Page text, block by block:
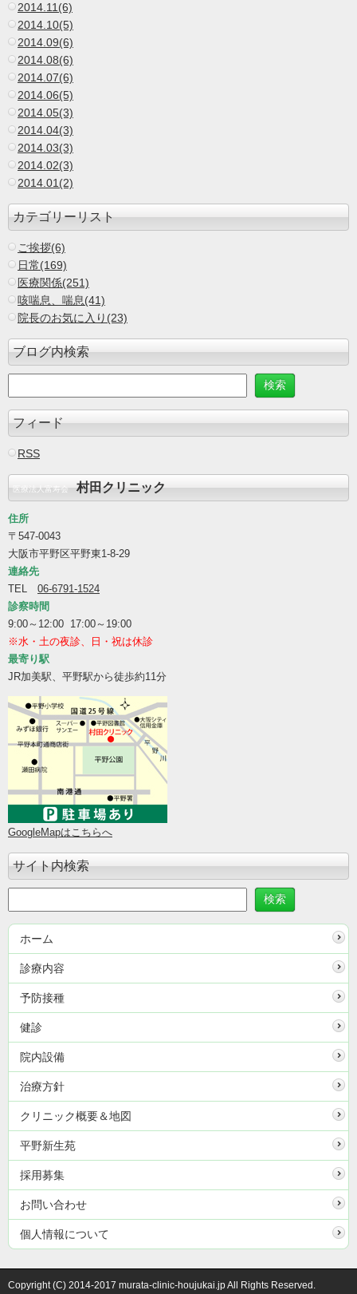
2014.11(6)
2014.10(5)
2014.09(6)
2014.08(6)
2014.07(6)
2014.06(5)
2014.05(3)
2014.04(3)
2014.03(3)
2014.02(3)
2014.01(2)
カテゴリーリスト
ご挨拶(6)
日常(169)
医療関係(251)
咳喘息、喘息(41)
院長のお気に入り(23)
ブログ内検索
フィード
RSS
医療法人富寿会村田クリニック
住所
〒547-0043
大阪市平野区平野東1-8-29
連絡先
TEL 06-6791-1524
診察時間
9:00～12:00 17:00～19:00
※水・土の夜診、日・祝は休診
最寄り駅
JR加美駅、平野駅から徒歩約11分
GoogleMapはこちらへ
サイト内検索
ホーム
診療内容
予防接種
健診
院内設備
治療方針
クリニック概要＆地図
平野新生苑
採用募集
お問い合わせ
個人情報について
Copyright (C) 2014-2017 murata-clinic-houjukai.jp All Rights Reserved.